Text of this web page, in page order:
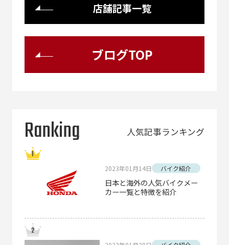
店舗記事一覧
ブログTOP
Ranking 人気記事ランキング
2023年01月14日 バイク紹介
日本と海外の人気バイクメー
カー一覧と特徴を紹介